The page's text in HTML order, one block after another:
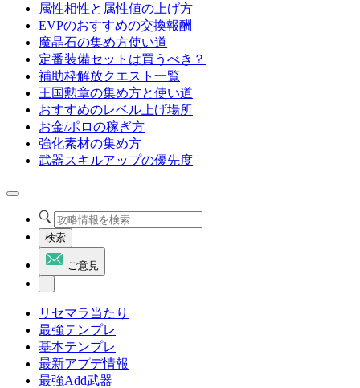
属性相性と属性値の上げ方
EVPのおすすめの交換報酬
魔晶石の集め方使い道
定番装備セットは買うべき？
補助枠解放クエスト一覧
王国勲章の集め方と使い道
おすすめのレベル上げ場所
お金/ポロの稼ぎ方
強化素材の集め方
武器スキルアップの優先度
検索
ご意見
リセマラ当たり
最強テンプレ
基本テンプレ
最新アプデ情報
最強Add武器